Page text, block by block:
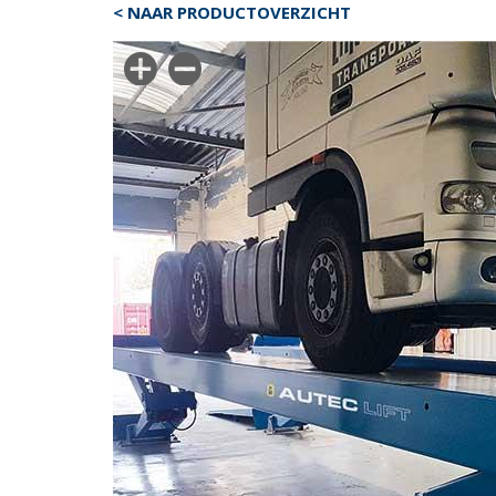
< NAAR PRODUCTOVERZICHT